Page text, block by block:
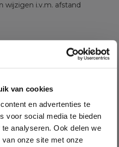
van cookies
en advertenties te
voor social media te bieden
analyseren. Ook delen we
onze site met onze
wijzigen i.v.m. afstand
PVC lijm
Visgraat